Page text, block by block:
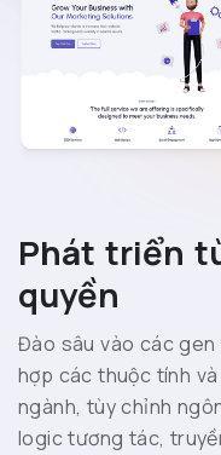
Phát triển
quyền
Đào sâu vào các
hợp các thuộc tính
ngành, tùy chỉnh
logic tương tác,